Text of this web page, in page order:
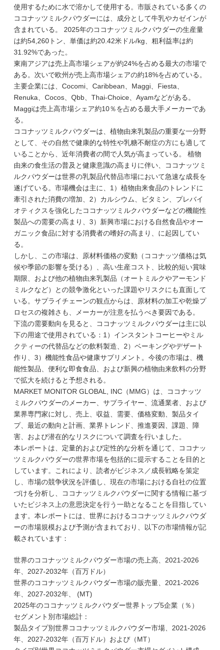
使用するために水で溶かして使用する。市販されている多くの
ココナッツミルクパウダーには、成分として牛乳やカゼインが
含まれている。 2025年のココナッツミルクパウダーの生産量
は約54,260トン、単価は約20.42米ドル/kg、粗利益率は約
31.92%であった。
東南アジアは売上高市場シェアが約24%を占める最大の市場で
ある。次いで欧州が売上高市場シェアの約18%を占めている。
主要企業には、Cocomi、Caribbean、Maggi、Fiesta、
Renuka、Cocos、Qbb、Thai-Choice、Ayamなどがある。
Maggiは売上高市場シェア約10％を占める最大手メーカーであ
る。
ココナッツミルクパウダーは、植物由来乳製品の重要な一分野
として、その自然で健康的な特性や乳糖不耐症の方にも適して
いることから、近年消費者の間で人気が高まっている。 植物
由来の食生活の普及と健康意識の高まりに伴い、ココナッツミ
ルクパウダーは世界の乳製品代替品市場において急速な成長を
遂げている。市場機会は主に、1）植物由来食品のトレンドに
牽引された消費の増加、2）カルシウム、ビタミン、プレバイ
オティクスを強化したココナッツミルクパウダーなどの機能性
製品への需要の高まり、3）新興市場における自然食品やオー
ガニック食品に対する消費者の嗜好の高まり、に起因してい
る。
しかし、この市場は、原材料価格の変動（ココナッツ価格は気
候や季節の影響を受ける）、高い生産コスト、比較的短い賞味
期限、および他の植物由来乳製品（オートミルクやアーモンド
ミルクなど）との競争激化といった課題やリスクにも直面して
いる。サプライチェーンの観点からは、原材料の加工や乾燥プ
ロセスの複雑さも、メーカーが注意を払うべき要因である。
下流の需要動向を見ると、ココナッツミルクパウダーは主に以
下の用途で使用されている：1）インスタントコーヒーやミル
クティーの代替品などの飲料製造、2）ベーキングやデザート
作り、3）機能性食品や健康サプリメント。今後の市場は、機
能性製品、便利な即食食品、および新興の植物由来飲料の分野
で拡大を続けると予想される。
MARKET MONITOR GLOBAL, INC（MMG）は、ココナッツ
ミルクパウダーのメーカー、サプライヤー、流通業者、および
業界専門家に対し、売上、収益、需要、価格変動、製品タイ
プ、最近の動向と計画、業界トレンド、推進要因、課題、障
害、および潜在的なリスクについて調査を行いました。
本レポートは、定量的および定性的な分析を通じて、ココナッ
ツミルクパウダーの世界市場を包括的に提示することを目的と
しています。これにより、読者がビジネス／成長戦略を策定
し、市場の競争状況を評価し、現在の市場における自社の位置
づけを分析し、ココナッツミルクパウダーに関する情報に基づ
いたビジネス上の意思決定を行う一助となることを目指してい
ます。本レポートには、世界におけるココナッツミルクパウダ
ーの市場規模および予測が含まれており、以下の市場情報が記
載されています：
世界のココナッツミルクパウダー市場の売上高、2021-2026
年、2027-2032年（百万ドル）
世界のココナッツミルクパウダー市場の販売量、2021-2026
年、2027-2032年、 (MT)
2025年のココナッツミルクパウダー世界トップ5企業（％）
セグメント別市場総計：
製品タイプ別世界ココナッツミルクパウダー市場、2021-2026
年、2027-2032年（百万ドル）および（MT）